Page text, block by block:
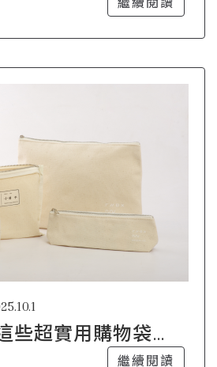
些超實用購物袋你
繼續閱讀